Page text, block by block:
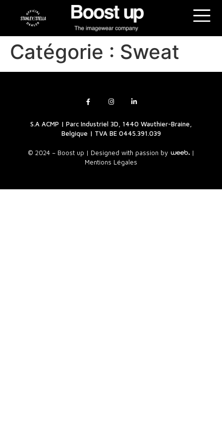
Catégorie : Sweat
S.A ACMP | Parc Industriel 3D, 1440 Wauthier-Braine,
Belgique | TVA BE 0445.391.039
© 2024 – Boost up | Designed with passion by
|
Mentions Légales